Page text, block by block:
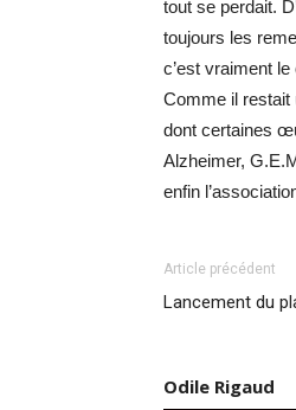
tout se perdait.
toujours les
c’est vraiment
Comme il restait
dont certaines
Alzheimer,
enfin
Article précédent
Lancement du
Odile Rigaud